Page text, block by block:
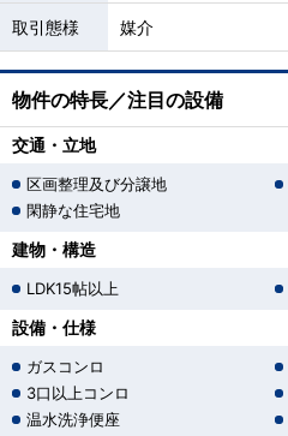
取引態様 媒介
物件の特長／注目の設備
交通・立地
区画整理及び分譲地
閑静な住宅地
建物・構造
LDK15帖以上
設備・仕様
ガスコンロ
3口以上コンロ
温水洗浄便座